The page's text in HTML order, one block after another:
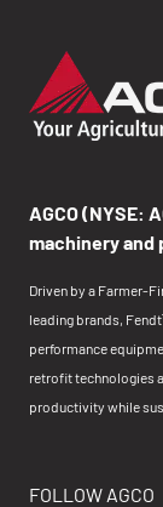
AGCO (NYSE:
machinery
Driven by a Farmer-
leading brands,
performance
retrofit technologies
productivity while
FOLLOW AGCO